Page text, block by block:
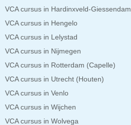
VCA cursus in Hardinxveld-Giessendam
VCA cursus in Hengelo
VCA cursus in Lelystad
VCA cursus in Nijmegen
VCA cursus in Rotterdam (Capelle)
VCA cursus in Utrecht (Houten)
VCA cursus in Venlo
VCA cursus in Wijchen
VCA cursus in Wolvega